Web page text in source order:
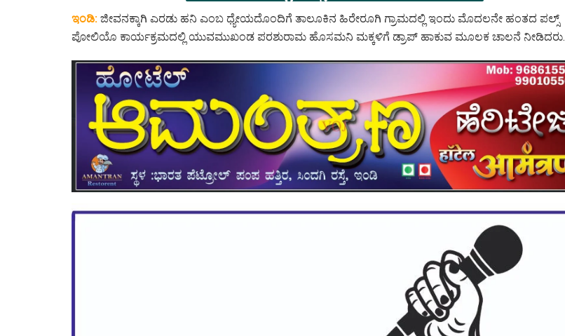
ಇಂಡಿ: ಜೀವನಕ್ಕಾಗಿ ಎರಡು ಹನಿ ಎಂಬ ಧ್ಯೇಯದೊಂದಿಗೆ ತಾಲೂಕಿನ ಹಿರೇರೂಗಿ ಗ್ರಾಮದಲ್ಲಿ ಇಂದು ಮೊದಲನೇ ಹಂತದ ಪಲ್ಸ್
ಪೋಲಿಯೊ ಕಾರ್ಯಕ್ರಮದಲ್ಲಿ ಯುವಮುಖಂಡ ಪರಶುರಾಮ ಹೊಸಮನಿ ಮಕ್ಕಳಿಗೆ ಡ್ರಾಪ್ ಹಾಕುವ ಮೂಲಕ ಚಾಲನೆ ನೀಡಿದರು.